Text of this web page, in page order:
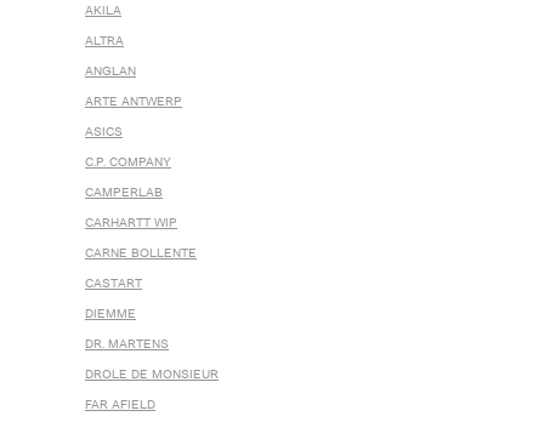
AKILA
ALTRA
ANGLAN
ARTE ANTWERP
ASICS
C.P. COMPANY
CAMPERLAB
CARHARTT WIP
CARNE BOLLENTE
CASTART
DIEMME
DR. MARTENS
DROLE DE MONSIEUR
FAR AFIELD